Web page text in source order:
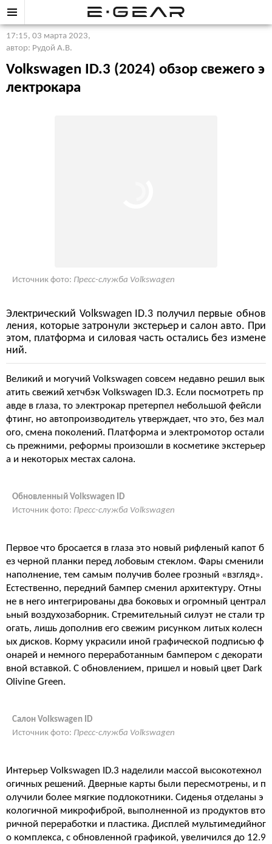
17:15, 03 марта 2023,
автор: Рудой А.В.
Volkswagen ID.3 (2024) обзор свежего э
лектрокара
Источник фото: Пресс-служба Volkswagen
Электрический Volkswagen ID.3 получил первые обнов
ления, которые затронули экстерьер и салон авто. При
этом, платформа и силовая часть остались без измене
ний.
Великий и могучий Volkswagen совсем недавно решил вык
атить свежий хетчбэк Volkswagen ID.3. Если посмотреть пр
авде в глаза, то электрокар претерпел небольшой фейсли
фтинг, но автопроизводитель утверждает, что это, без мал
ого, смена поколений. Платформа и электромотор остали
сь прежними, реформы произошли в косметике экстерьер
а и некоторых местах салона.
Обновленный Volkswagen ID
Источник фото: Пресс-служба Volkswagen
Первое что бросается в глаза это новый рифленый капот б
ез черной планки перед лобовым стеклом. Фары сменили
наполнение, тем самым получив более грозный «взгляд».
Естественно, передний бампер сменил архитектуру. Отны
не в него интегрированы два боковых и огромный централ
ьный воздухозаборник. Стремительный силуэт не стали тр
огать, лишь дополнив его свежим рисунком литых колесн
ых дисков. Корму украсили иной графической подписью ф
онарей и немного переработанным бампером с декорати
вной вставкой. С обновлением, пришел и новый цвет Dark
Olivine Green.
Салон Volkswagen ID
Источник фото: Пресс-служба Volkswagen
Интерьер Volkswagen ID.3 наделили массой высокотехнол
огичных решений. Дверные карты были пересмотрены, и п
олучили более мягкие подлокотники. Сиденья отделаны э
кологичной микрофиброй, выполненной из продуктов вто
ричной переработки и пластика. Дисплей мультимедийног
о комплекса, с обновленной графикой, увеличился до 12.9